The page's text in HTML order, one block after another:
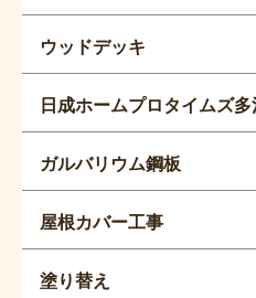
ウッドデッキ
日成ホームプロタイムズ
ガルバリウム鋼板
屋根カバー工事
塗り替え